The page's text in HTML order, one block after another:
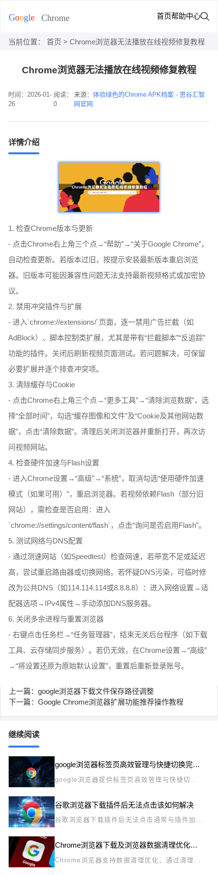
首页帮助中心
当前位置： 首页 > Chrome浏览器无法播放在线视频修复教程
Chrome浏览器无法播放在线视频修复教程
时间：2026-01-
26
阅读：
0
来源：体验绿色的Chrome APK档案 - 思谷汇智
网官网
详情介绍
1. 检查Chrome版本与更新
- 点击Chrome右上角三个点→“帮助”→“关于Google Chrome”，
自动检查更新。若版本过旧，按提示安装最新版本重启浏览
器。旧版本可能因兼容性问题无法支持最新视频格式或加密协
议。
2. 禁用冲突插件与扩展
- 进入`chrome://extensions/`页面，逐一禁用广告拦截（如
AdBlock）、脚本控制类扩展，尤其是带有“拦截脚本”“反追踪”
功能的插件。关闭后刷新视频页面测试。若问题解决，可保留
必要扩展并逐个排查冲突项。
3. 清除缓存与Cookie
- 点击Chrome右上角三个点→“更多工具”→“清除浏览数据”，选
择“全部时间”，勾选“缓存图像和文件”及“Cookie及其他网站数
据”，点击“清除数据”。清理后关闭浏览器并重新打开，再次访
问视频网站。
4. 检查硬件加速与Flash设置
- 进入Chrome设置→“高级”→“系统”，取消勾选“使用硬件加速
模式（如果可用）”，重启浏览器。若视频依赖Flash（部分旧
网站），需检查是否启用：进入
`chrome://settings/content/flash`，点击“询问是否启用Flash”。
5. 测试网络与DNS配置
- 通过测速网站（如Speedtest）检查网速，若带宽不足或延迟
高，尝试重启路由器或切换网络。若怀疑DNS污染，可临时修
改为公共DNS（如114.114.114或8.8.8.8）：进入网络设置→适
配器选项→IPv4属性→手动添加DNS服务器。
6. 关闭多余进程与重置浏览器
- 右键点击任务栏→“任务管理器”，结束无关后台程序（如下载
工具、云存储同步服务）。若仍无效，在Chrome设置→“高级”
→“将设置还原为原始默认设置”，重置后重新登录账号。
上一篇：google浏览器下载文件保存路径调整
下一篇：Google Chrome浏览器扩展功能推荐操作教程
继续阅读
google浏览器标签页高效管理与快捷切换完整技巧
google浏览器提供标签页高效管理与快捷切换
完整技巧，帮助用户快速整理和切换多个标签
页，实现高效多任务浏览，提升工作和学习效
率。
谷歌浏览器下载插件后无法点击该如何解决
谷歌浏览器下载插件后无法点击通常与插件加载
失败或浏览器兼容问题相关，建议用户重新安装
或启用开发者模式。
Chrome浏览器下载及浏览器数据清理优化教程
Chrome浏览器支持数据清理优化，通过清理缓
存和历史记录保持浏览器整洁，同时提升浏览速